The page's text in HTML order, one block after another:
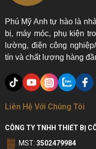
Phú Mỹ Anh tự hào là
bị, máy móc, phụ kiện
lường, điện công
tín và chất lượng hàng
Liên Hệ Với Chúng Tôi
CÔNG TY TNHH THIẾT BỊ
MST: 3502479984